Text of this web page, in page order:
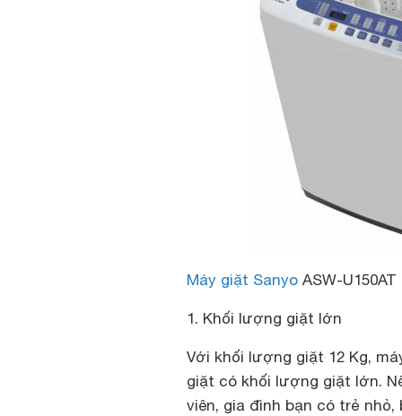
Máy giặt Sanyo ASW-U150AT
1. Khối lượng giặt lớn
Với khối lượng giặt 12 Kg,
giặt có khối lượng giặt lớn.
viên, gia đình bạn có trẻ